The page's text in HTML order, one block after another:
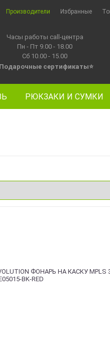
Производители Избранные
Часы работы call-центра
Пн - Пт 9.00 - 18.00
Сб 10.00 - 15.00
сертификаты⭐
РЮКЗАКИ И СУМКИ